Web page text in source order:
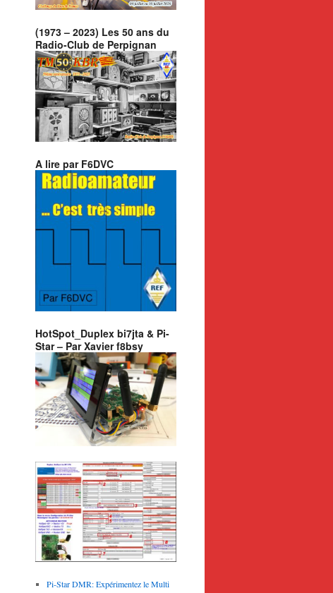
(1973 – 2023) Les 50 ans du
Radio-Club de Perpignan
A lire par F6DVC
HotSpot_Duplex bi7jta & Pi-
Star – Par Xavier f8bsy
Pi-Star DMR: Expérimentez le Multi